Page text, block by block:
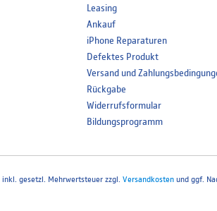
Leasing
Ankauf
iPhone Reparaturen
Defektes Produkt
Versand und
Rückgabe
Widerrufsformular
Bildungsprogramm
gesetzl. Mehrwertsteuer zzgl. Versandkostenund ggf.